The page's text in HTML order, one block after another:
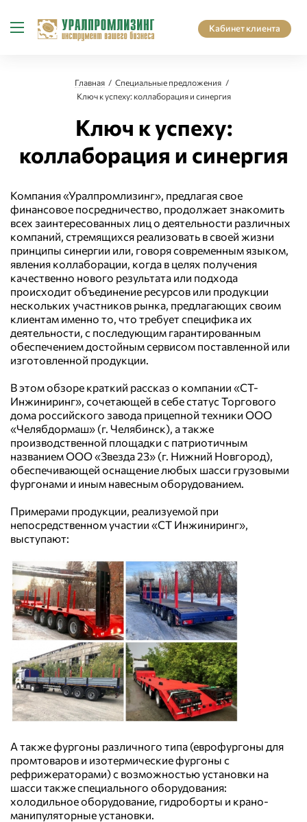
Кабинет клиента
Главная
Специальные предложения
Ключ к успеху: коллаборация и синергия
Ключ к успеху:
коллаборация и синергия
Компания «Уралпромлизинг», предлагая свое
финансовое посредничество, продолжает знакомить
всех заинтересованных лиц о деятельности различных
компаний, стремящихся реализовать в своей жизни
принципы синергии или, говоря современным языком,
явления коллаборации, когда в целях получения
качественно нового результата или подхода
происходит объединение ресурсов или продукции
нескольких участников рынка, предлагающих своим
клиентам именно то, что требует специфика их
деятельности, с последующим гарантированным
обеспечением достойным сервисом поставленной или
изготовленной продукции.
В этом обзоре краткий рассказ о компании «СТ-
Инжиниринг», сочетающей в себе статус Торгового
дома российского завода прицепной техники ООО
«Челябдормаш» (г. Челябинск), а также
производственной площадки с патриотичным
названием ООО «Звезда 23» (г. Нижний Новгород),
обеспечивающей оснащение любых шасси грузовыми
фургонами и иным навесным оборудованием.
Примерами продукции, реализуемой при
непосредственном участии «СТ Инжиниринг»,
выступают:
А также фургоны различного типа (еврофургоны для
промтоваров и изотермические фургоны с
рефрижераторами) с возможностью установки на
шасси также специального оборудования:
холодильное оборудование, гидроборты и крано-
манипуляторные установки.